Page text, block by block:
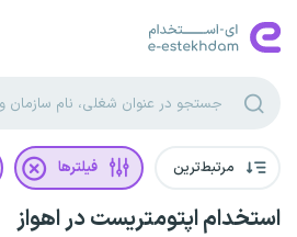
مرتبط‌ترین فیلترها
استخدام اپتومتریست در اهواز